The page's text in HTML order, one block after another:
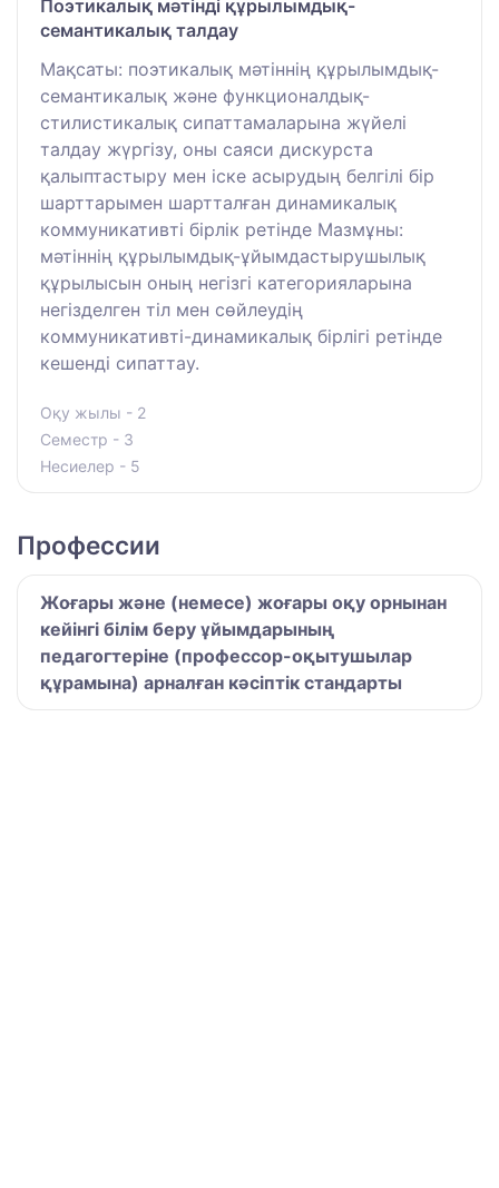
Поэтикалық мәтінді құрылымдық-
семантикалық талдау
Мақсаты: поэтикалық мәтіннің құрылымдық-
семантикалық және функционалдық-
стилистикалық сипаттамаларына жүйелі
талдау жүргізу, оны саяси дискурста
қалыптастыру мен іске асырудың белгілі бір
шарттарымен шартталған динамикалық
коммуникативті бірлік ретінде Мазмұны:
мәтіннің құрылымдық-ұйымдастырушылық
құрылысын оның негізгі категорияларына
негізделген тіл мен сөйлеудің
коммуникативті-динамикалық бірлігі ретінде
кешенді сипаттау.
Оқу жылы - 2
Семестр - 3
Несиелер - 5
Профессии
Жоғары және (немесе) жоғары оқу орнынан
кейінгі білім беру ұйымдарының
педагогтеріне (профессор-оқытушылар
құрамына) арналған кәсіптік стандарты